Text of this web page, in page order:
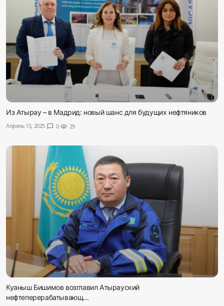
Из Атырау – в Мадрид: новый шанс для будущих нефтяников
Апрель 15, 2025 chat_bubble 0 visibility 29
Куаныш Бишимов возглавил Атырауский
нефтеперерабатывающ...